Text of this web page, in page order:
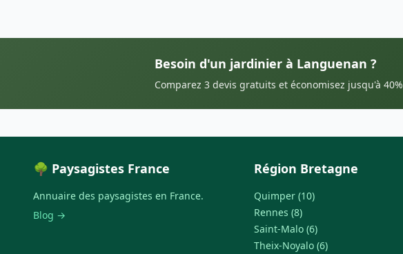
Besoin d'un jardinier à Languenan ?
Comparez 3 devis gratuits et économisez jusqu'à 40%
🌳 Paysagistes France
Annuaire des paysagistes en France.
Blog →
Région Bretagne
Quimper (10)
Rennes (8)
Saint-Malo (6)
Theix-Noyalo (6)